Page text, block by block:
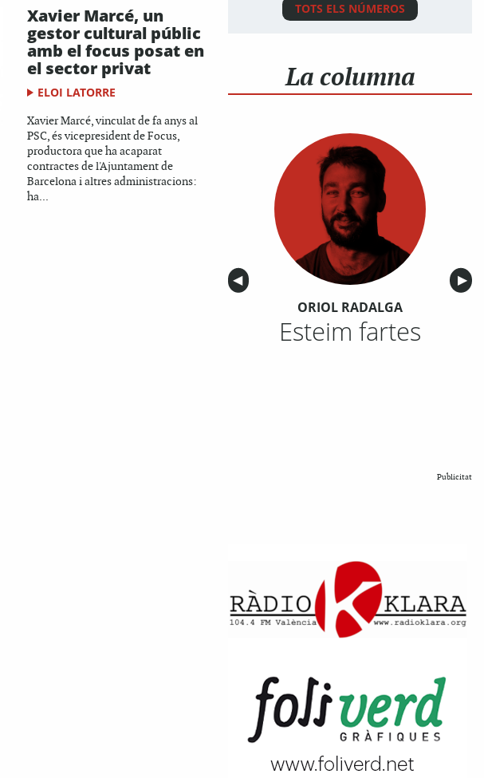
Xavier Marcé, un
gestor cultural públic
amb el focus posat en
el sector privat
ELOI LATORRE
Xavier Marcé, vinculat de fa anys al
PSC, és vicepresident de Focus,
productora que ha acaparat
contractes de l'Ajuntament de
Barcelona i altres administracions:
ha...
TOTS ELS NÚMEROS
La columna
Anterior
◀︎ ▶︎
ORIOL RADALGA
Esteim fartes
Publicitat